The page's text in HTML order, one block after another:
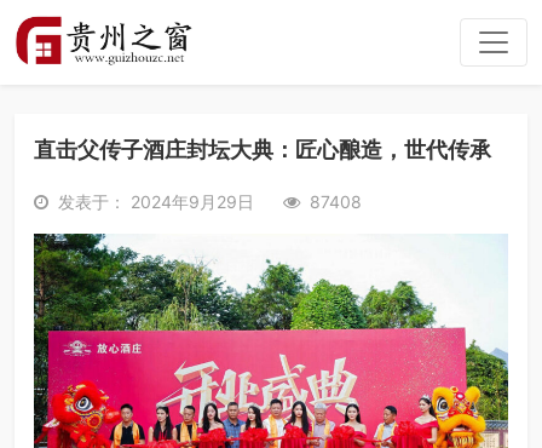
直击父传子酒庄封坛大典：匠心酿造，世代传承
发表于： 2024年9月29日 87408